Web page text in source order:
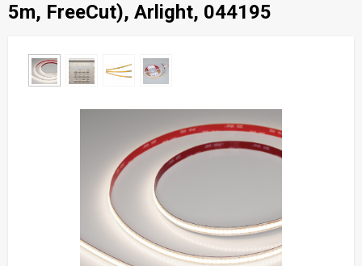
5m, FreeCut), Arlight, 044195